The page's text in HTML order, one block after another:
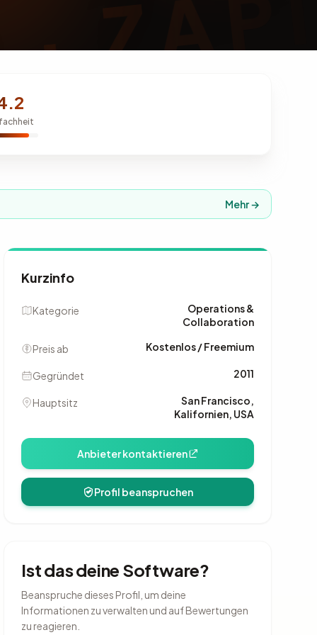
Mehr →
Kurzinfo
Kategorie
Operations &
Collaboration
Preis ab Kostenlos / Freemium
Gegründet 2011
Hauptsitz
San Francisco,
Kalifornien, USA
Anbieter kontaktieren
Profil beanspruchen
Ist das deine Software?
Beanspruche dieses Profil, um deine
Informationen zu verwalten und auf Bewertungen
zu reagieren.